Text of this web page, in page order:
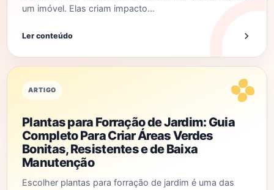
um imóvel. Elas criam impacto…
Ler conteúdo
ARTIGO
Plantas para Forração de Jardim: Guia
Completo Para Criar Áreas Verdes
Bonitas, Resistentes e de Baixa
Manutenção
Escolher plantas para forração de jardim é uma das